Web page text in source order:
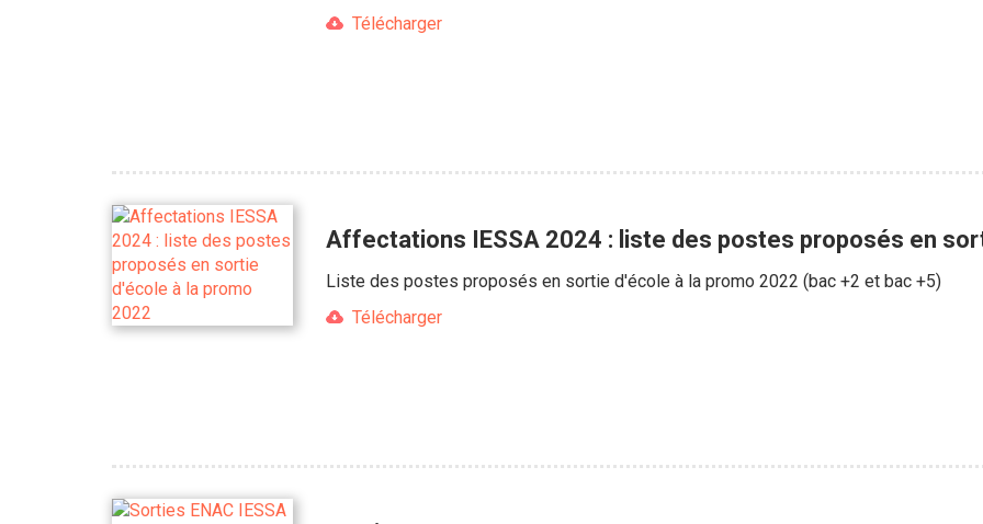
Télécharger
Affectations IESSA 2024 : liste des postes proposés en
Liste des postes proposés en sortie d'école à la promo 2022 (bac +2 et bac +5)
Télécharger